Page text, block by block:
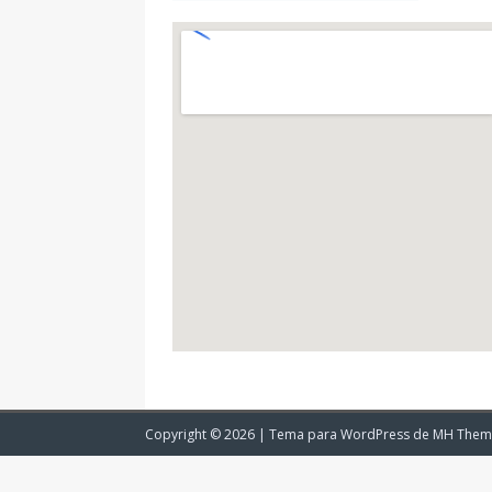
Copyright © 2026 | Tema para WordPress de MH